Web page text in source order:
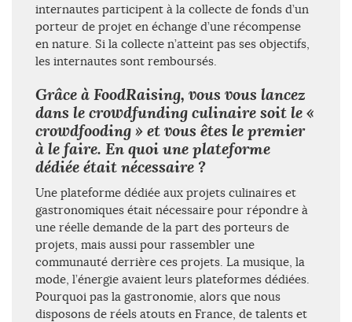
internautes participent à la collecte de fonds d’un
porteur de projet en échange d’une récompense
en nature. Si la collecte n’atteint pas ses objectifs,
les internautes sont remboursés.
Grâce à FoodRaising, vous vous lancez
dans le crowdfunding culinaire soit le «
crowdfooding » et vous êtes le premier
à le faire. En quoi une plateforme
dédiée était nécessaire ?
Une plateforme dédiée aux projets culinaires et
gastronomiques était nécessaire pour répondre à
une réelle demande de la part des porteurs de
projets, mais aussi pour rassembler une
communauté derrière ces projets. La musique, la
mode, l’énergie avaient leurs plateformes dédiées.
Pourquoi pas la gastronomie, alors que nous
disposons de réels atouts en France, de talents et